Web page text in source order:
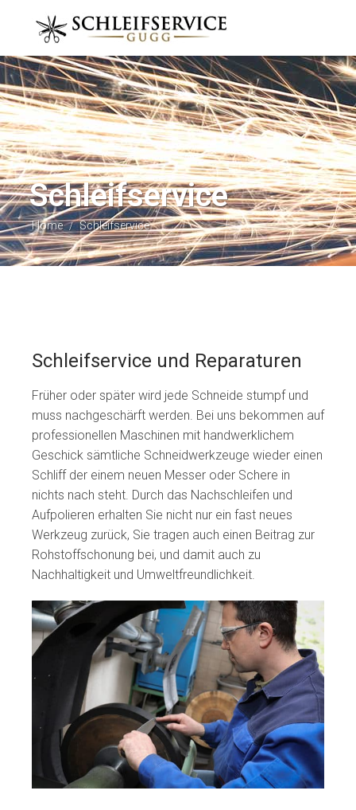
Schleifservice
Home / Schleifservice
Schleifservice und Reparaturen
Früher oder später wird jede Schneide stumpf und
muss nachgeschärft werden. Bei uns bekommen auf
professionellen Maschinen mit handwerklichem
Geschick sämtliche Schneidwerkzeuge wieder einen
Schliff der einem neuen Messer oder Schere in
nichts nach steht. Durch das Nachschleifen und
Aufpolieren erhalten Sie nicht nur ein fast neues
Werkzeug zurück, Sie tragen auch einen Beitrag zur
Rohstoffschonung bei, und damit auch zu
Nachhaltigkeit und Umweltfreundlichkeit.